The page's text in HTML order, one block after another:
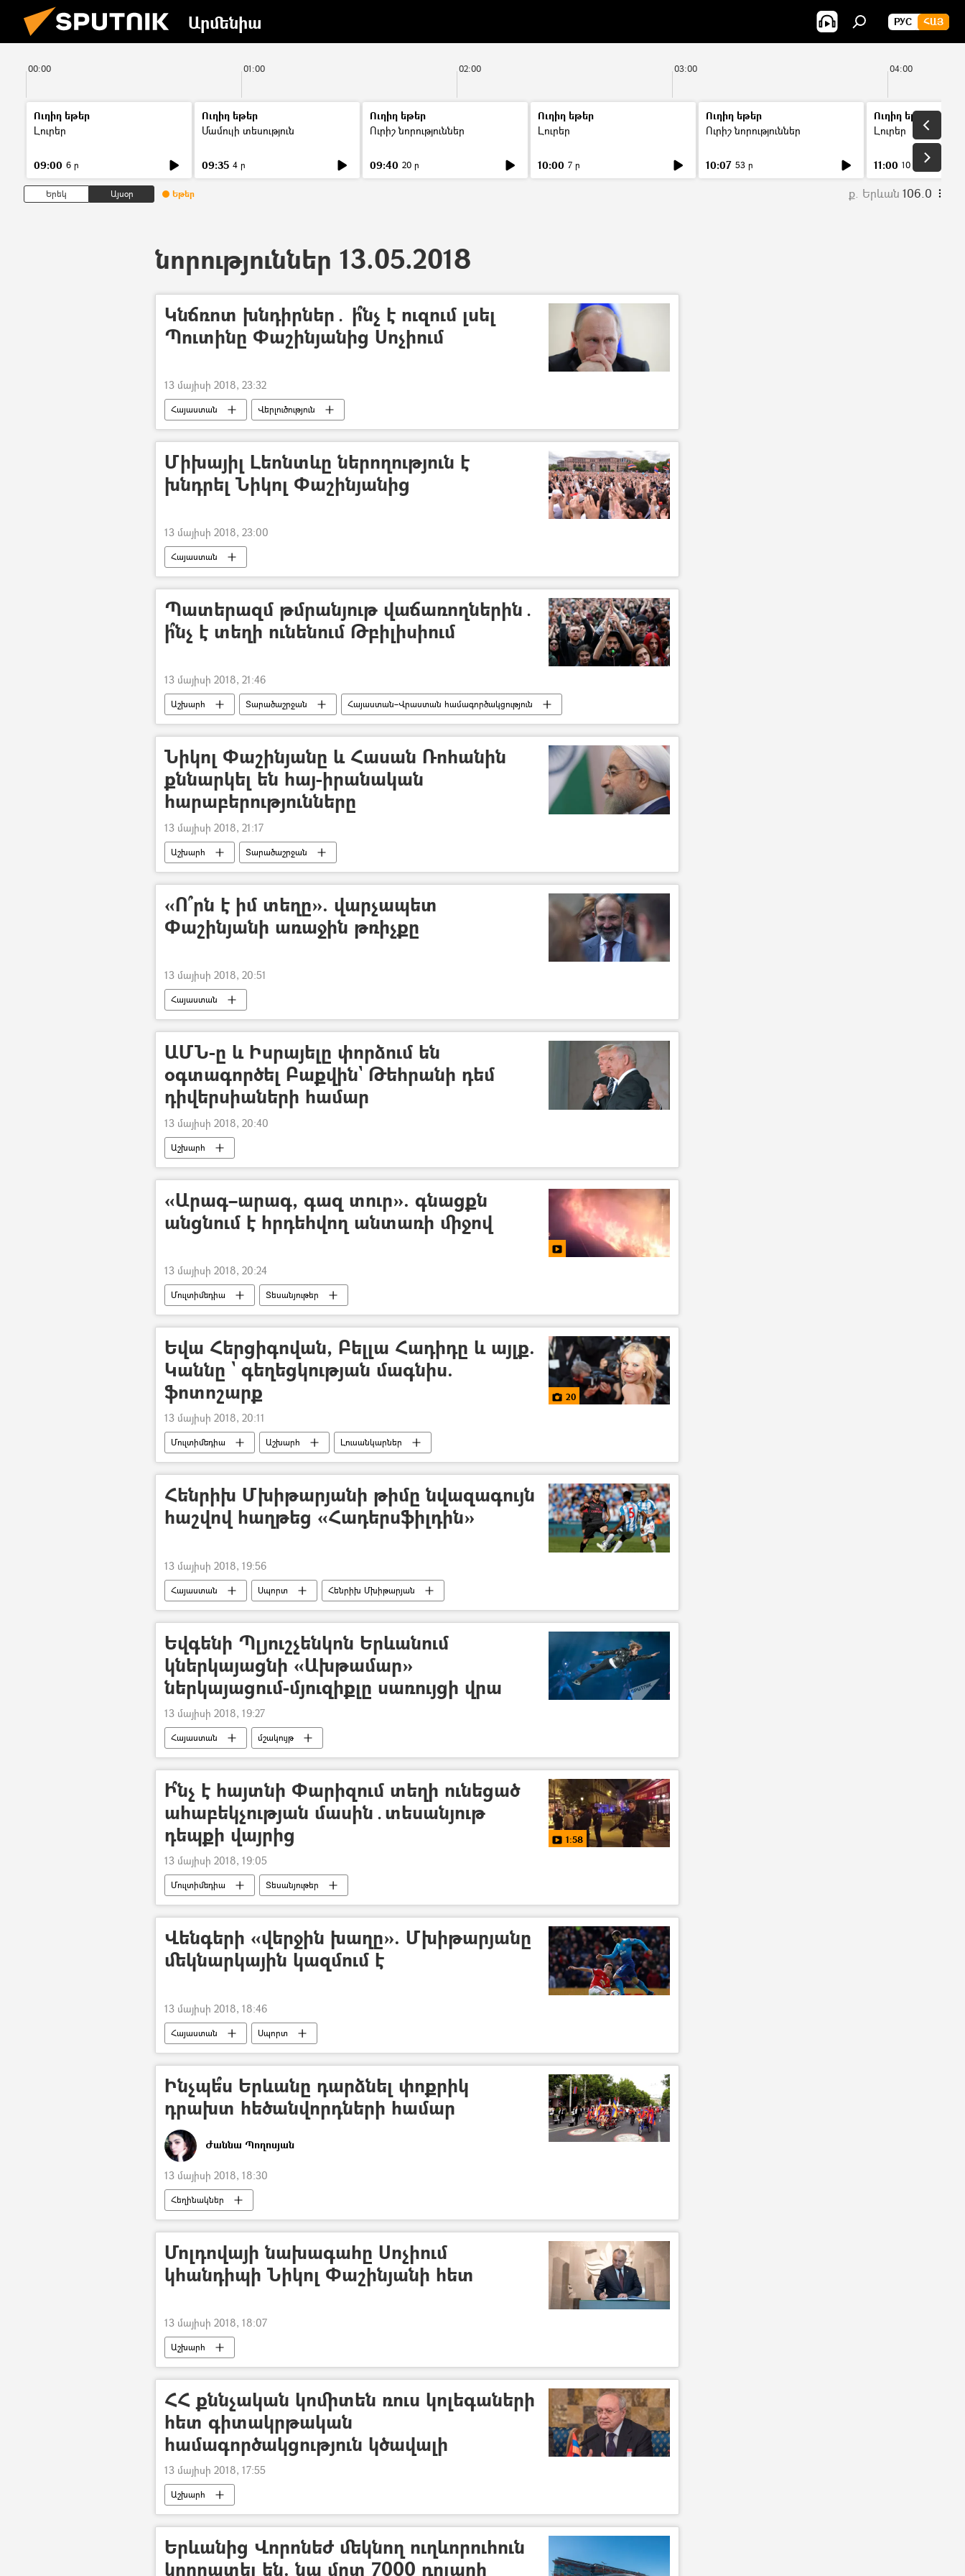
Արմենիա РУС ՀԱՅ
00:00 01:00 02:00 03:00 04:00
Ուղիղ եթեր
Լուրեր
09:00 6 ր
Ուղիղ եթեր
Մամուլի տեսություն
09:35 4 ր
Ուղիղ եթեր
Ուրիշ նորություններ
09:40 20 ր
Ուղիղ եթեր
Լուրեր
10:00 7 ր
Ուղիղ եթեր
Ուրիշ նորություններ
10:07 53 ր
Ուղիղ եթեր
Լուրեր
11:00 10 ր
Երեկ Այսօր Եթեր ք. Երևան 106.0
նորություններ 13.05.2018
Կնճռոտ խնդիրներ․ ի՞նչ է ուզում լսել
Պուտինը Փաշինյանից Սոչիում
13 մայիսի 2018, 23:32
Հայաստան Վերլուծություն
Միխայիլ Լեոնտևը ներողություն է
խնդրել Նիկոլ Փաշինյանից
13 մայիսի 2018, 23:00
Հայաստան
Պատերազմ թմրանյութ վաճառողներին․
ի՞նչ է տեղի ունենում Թբիլիսիում
13 մայիսի 2018, 21:46
Աշխարհ Տարածաշրջան Հայաստան–Վրաստան համագործակցություն
Նիկոլ Փաշինյանը և Հասան Ռոհանին
քննարկել են հայ-իրանական
հարաբերությունները
13 մայիսի 2018, 21:17
Աշխարհ Տարածաշրջան
«Ո՞րն է իմ տեղը». վարչապետ
Փաշինյանի առաջին թռիչքը
13 մայիսի 2018, 20:51
Հայաստան
ԱՄՆ-ը և Իսրայելը փորձում են
օգտագործել Բաքվին` Թեհրանի դեմ
դիվերսիաների համար
13 մայիսի 2018, 20:40
Աշխարհ
«Արագ–արագ, գազ տուր». գնացքն
անցնում է հրդեհվող անտառի միջով
13 մայիսի 2018, 20:24
Մուլտիմեդիա Տեսանյութեր
Եվա Հերցիգովան, Բելլա Հադիդը և այլք.
Կաննը ` գեղեցկության մագնիս.
ֆոտոշարք
20
13 մայիսի 2018, 20:11
Մուլտիմեդիա Աշխարհ Լուսանկարներ
Հենրիխ Մխիթարյանի թիմը նվազագույն
հաշվով հաղթեց «Հադերսֆիլդին»
13 մայիսի 2018, 19:56
Հայաստան Սպորտ Հենրիխ Մխիթարյան
Եվգենի Պլյուշչենկոն Երևանում
կներկայացնի «Ախթամար»
ներկայացում-մյուզիքլը սառույցի վրա
13 մայիսի 2018, 19:27
Հայաստան մշակույթ
Ի՞նչ է հայտնի Փարիզում տեղի ունեցած
ահաբեկչության մասին․տեսանյութ
դեպքի վայրից
1:58
13 մայիսի 2018, 19:05
Մուլտիմեդիա Տեսանյութեր
Վենգերի «վերջին խաղը». Մխիթարյանը
մեկնարկային կազմում է
13 մայիսի 2018, 18:46
Հայաստան Սպորտ
Ինչպե՞ս Երևանը դարձնել փոքրիկ
դրախտ հեծանվորդների համար
Ժաննա Պողոսյան
13 մայիսի 2018, 18:30
Հեղինակներ
Մոլդովայի նախագահը Սոչիում
կհանդիպի Նիկոլ Փաշինյանի հետ
13 մայիսի 2018, 18:07
Աշխարհ
ՀՀ քննչական կոմիտեն ռուս կոլեգաների
հետ գիտակրթական
համագործակցություն կծավալի
13 մայիսի 2018, 17:55
Աշխարհ
Երևանից Վորոնեժ մեկնող ուղևորուհուն
կողոպտել են. նա մոտ 7000 դոլարի